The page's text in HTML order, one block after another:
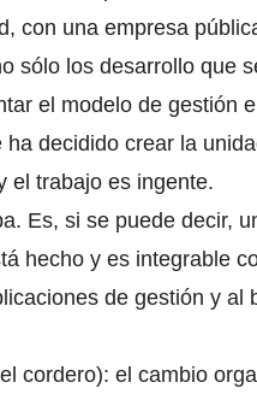
con una empresa
sólo los desarrollo que
el modelo de gestión
decidido crear la
el trabajo es ingente.
Es, si se puede decir,
hecho y es integrable
de gestión y al
cordero): el cambio